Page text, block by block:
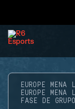
EUROPE MENA
EUROPE MENA
FASE DE GRUPO